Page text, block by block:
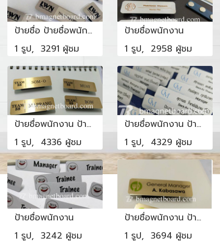
ป้ายชื่อ ป้ายชื่อพนักงาน ป้ายชื่อพนักงานบริษัท
1 รูป, 3291 ผู้ชม
ป้ายชื่อพนักงาน
1 รูป, 2958 ผู้ชม
ป้ายชื่อพนักงาน ป้ายชื่อทีม
1 รูป, 4336 ผู้ชม
ป้ายชื่อพนักงาน ป้ายชื่อสวยๆ
1 รูป, 4329 ผู้ชม
ป้ายชื่อพนักงาน
1 รูป, 3242 ผู้ชม
ป้ายชื่อพนักงาน ป้ายร้านอาหาร
1 รูป, 3694 ผู้ชม